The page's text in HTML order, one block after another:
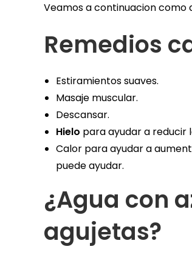
Veamos a continuacion como
Remedios
Estiramientos suaves.
Masaje muscular.
Descansar.
Hielo para ayudar a reducir
Calor para ayudar a
puede ayudar.
¿Agua con
agujetas?